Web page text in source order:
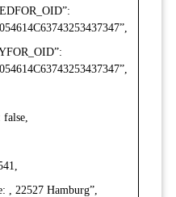
22527 Hamburg”,